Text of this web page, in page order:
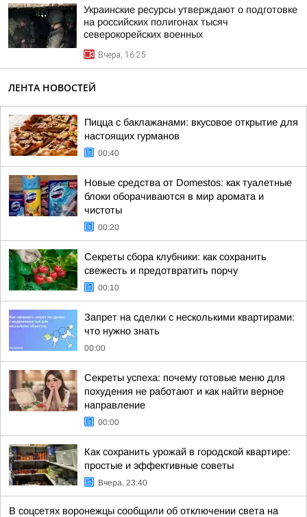
Украинские ресурсы утверждают о подготовке
на российских полигонах тысяч
северокорейских военных
Вчера, 16:25
ЛЕНТА НОВОСТЕЙ
Пицца с баклажанами: вкусовое открытие для
настоящих гурманов
00:40
Новые средства от Domestos: как туалетные
блоки оборачиваются в мир аромата и
чистоты
00:20
Секреты сбора клубники: как сохранить
свежесть и предотвратить порчу
00:10
Запрет на сделки с несколькими квартирами:
что нужно знать
00:00
Секреты успеха: почему готовые меню для
похудения не работают и как найти верное
направление
00:00
Как сохранить урожай в городской квартире:
простые и эффективные советы
Вчера, 23:40
В соцсетях воронежцы сообщили об отключении света на